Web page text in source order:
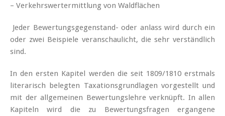
– Verkehrswertermittlung von Waldflächen
Jeder Bewertungsgegenstand- oder anlass wird durch ein
oder zwei Beispiele veranschaulicht, die sehr verständlich
sind.
In den ersten Kapitel werden die seit 1809/1810 erstmals
literarisch belegten Taxationsgrundlagen vorgestellt und
mit der allgemeinen Bewertungslehre verknüpft. In allen
Kapiteln wird die zu Bewertungsfragen ergangene